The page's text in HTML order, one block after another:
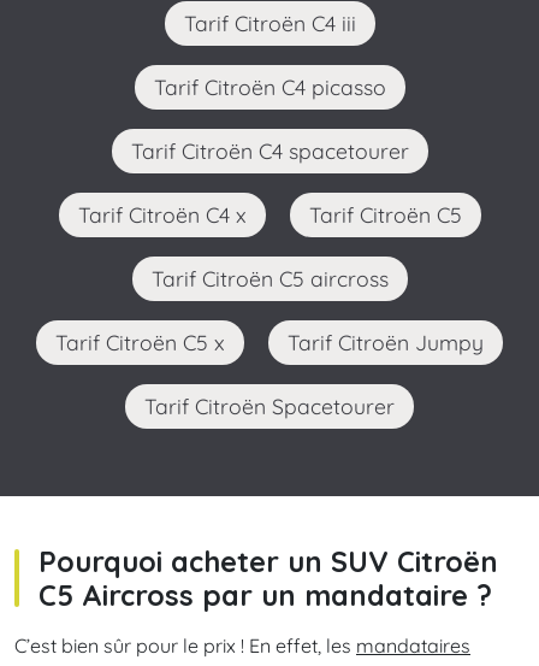
Tarif Citroën C4 iii
Tarif Citroën C4 picasso
Tarif Citroën C4 spacetourer
Tarif Citroën C4 x Tarif Citroën C5
Tarif Citroën C5 aircross
Tarif Citroën C5 x Tarif Citroën Jumpy
Tarif Citroën Spacetourer
Pourquoi acheter un SUV Citroën
C5 Aircross par un mandataire ?
C’est bien sûr pour le prix ! En effet, les mandataires